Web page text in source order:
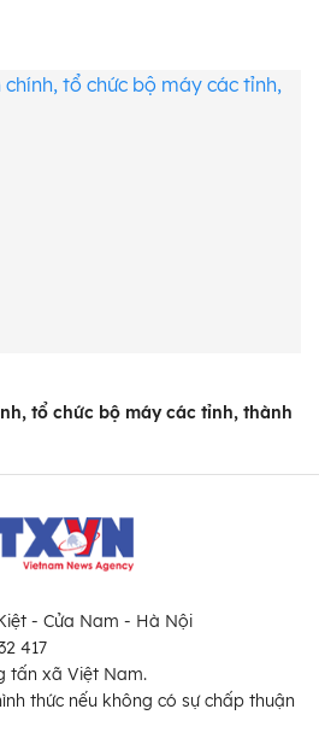
tổ chức bộ máy các tỉnh, thành
- Cửa Nam - Hà Nội
417
tấn xã Việt Nam.
thức nếu không có sự chấp thuận